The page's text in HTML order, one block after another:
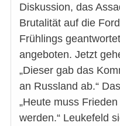
Diskussion, das
Brutalität auf die
Frühlings
angeboten. Jetzt
„Dieser gab das
an Russland ab.“
„Heute muss
werden.“ Leukefeld